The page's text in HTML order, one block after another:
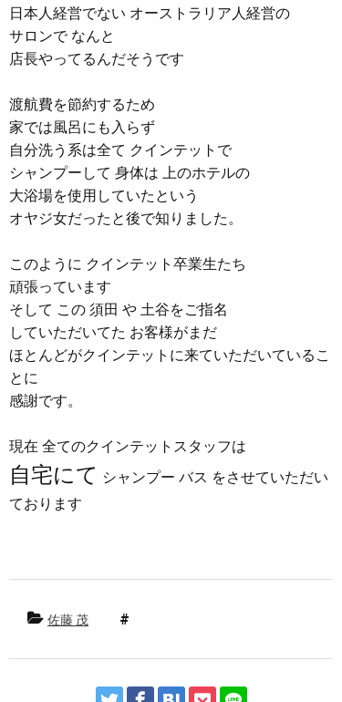
日本人経営でない オーストラリア人経営の
サロンで なんと
店長やってるんだそうです
渡航費を節約するため
家では風呂にも入らず
自分洗う系は全て クインテットで
シャンプーして 身体は 上のホテルの
大浴場を使用していたという
オヤジ女だったと後で知りました。
このように クインテット卒業生たち
頑張っています
そして この 須田 や 土谷をご指名
していただいてた お客様がまだ
ほとんどがクインテットに来ていただいているこ
とに
感謝です。
現在 全てのクインテットスタッフは
自宅にて シャンプー バス をさせていただい
ております
佐藤 茂